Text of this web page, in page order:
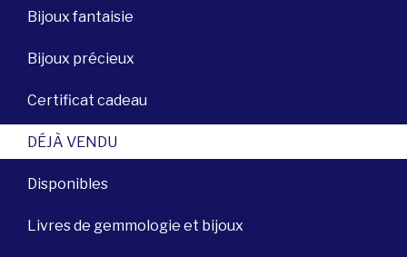
Bijoux fantaisie
Bijoux précieux
Certificat cadeau
DÉJÀ VENDU
Disponibles
Livres de gemmologie et bijoux